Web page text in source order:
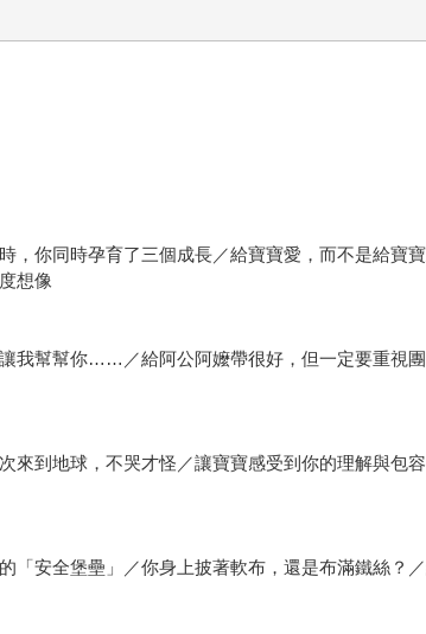
，你同時孕育了三個成長／給寶寶愛，而不是給寶
想像
我幫幫你……／給阿公阿嬤帶很好，但一定要重
來到地球，不哭才怪／讓寶寶感受到你的理解與包
「安全堡壘」／你身上披著軟布，還是布滿鐵絲